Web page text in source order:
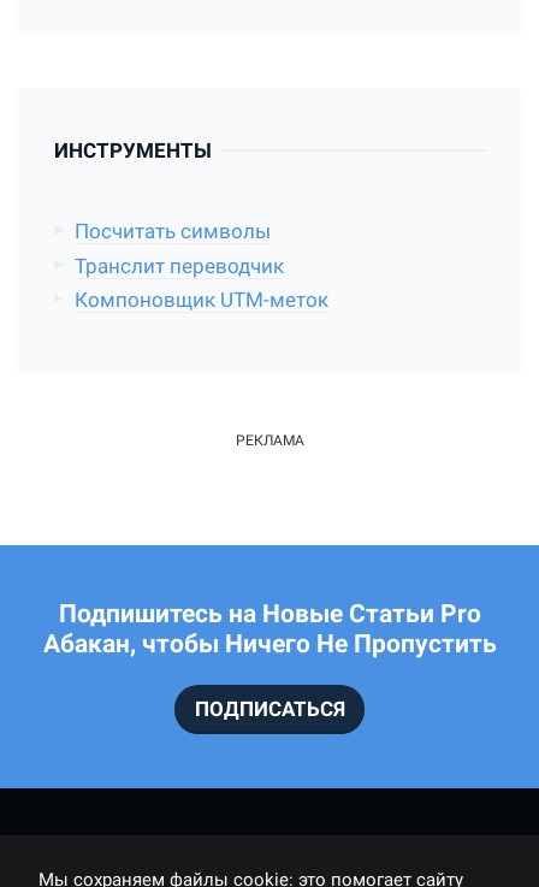
ИНСТРУМЕНТЫ
Посчитать символы
Транслит переводчик
Компоновщик UTM-меток
Подпишитесь на Новые Статьи Pro
Абакан, чтобы Ничего Не Пропустить
ПОДПИСАТЬСЯ
Мы cохраняем файлы cookie: это помогает сайту